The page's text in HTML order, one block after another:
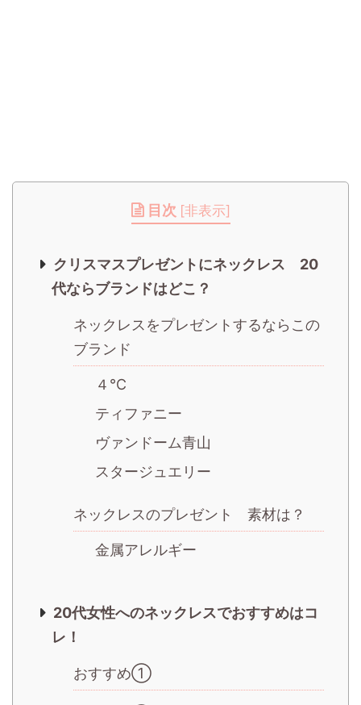
目次 [非表示]
クリスマスプレゼントにネックレス 20
代ならブランドはどこ？
ネックレスをプレゼントするならこの
ブランド
４℃
ティファニー
ヴァンドーム青山
スタージュエリー
ネックレスのプレゼント 素材は？
金属アレルギー
20代女性へのネックレスでおすすめはコ
レ！
おすすめ①